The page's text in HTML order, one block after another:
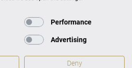
& VERKAUFPerformance
Advertising
Deny